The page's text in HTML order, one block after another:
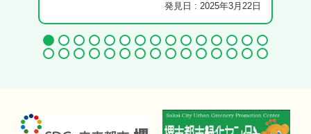
発見日 : 2025年3月22日